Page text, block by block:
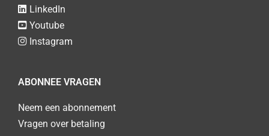
LinkedIn
Youtube
Instagram
ABONNEE VRAGEN
Neem een abonnement
Vragen over betaling